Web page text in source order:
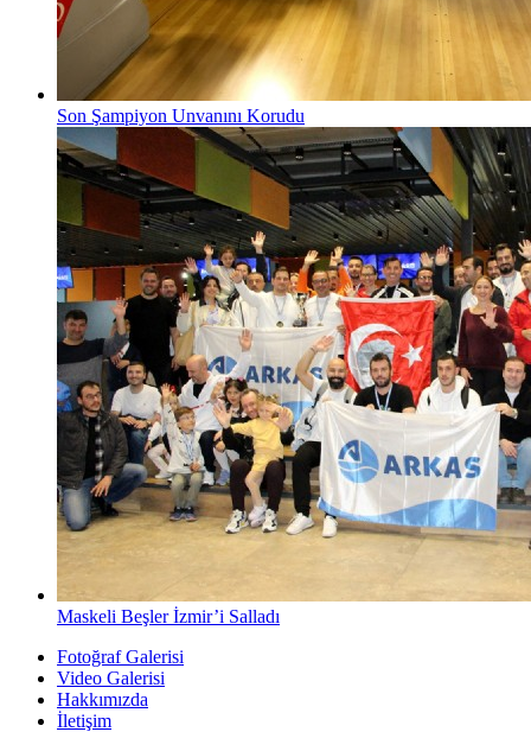
Son Şampiyon Unvanını Korudu
Maskeli Beşler İzmir’i Salladı
Fotoğraf Galerisi
Video Galerisi
Hakkımızda
İletişim